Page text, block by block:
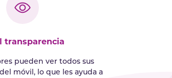
transparencia
pueden ver todos sus
móvil, lo que les ayuda a